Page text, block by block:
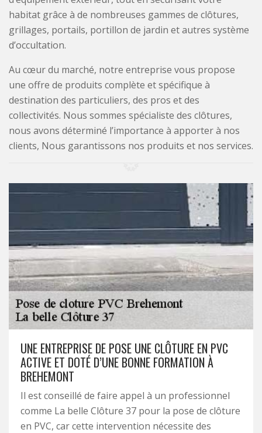
habitat grâce à de nombreuses gammes de clôtures,
grillages, portails, portillon de jardin et autres système
d’occultation.
Au cœur du marché, notre entreprise vous propose
une offre de produits complète et spécifique à
destination des particuliers, des pros et des
collectivités. Nous sommes spécialiste des clôtures,
nous avons déterminé l’importance à apporter à nos
clients, Nous garantissons nos produits et nos services.
UNE ENTREPRISE DE POSE UNE CLÔTURE EN PVC
ACTIVE ET DOTÉ D’UNE BONNE FORMATION À
BREHEMONT
Il est conseillé de faire appel à un professionnel
comme La belle Clôture 37 pour la pose de clôture
en PVC, car cette intervention nécessite des